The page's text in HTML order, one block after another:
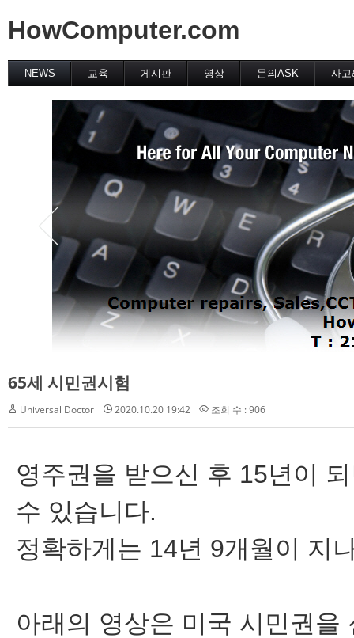
HowComputer.com
NEWS 교육 게시판 영상 문의ASK 사고
65세 시민권시험
Universal Doctor 2020.10.20 19:42 조회 수 : 906
영주권을 받으신 후 15년이
수 있습니다.
정확하게는 14년 9개월이 지
아래의 영상은 미국 시민권